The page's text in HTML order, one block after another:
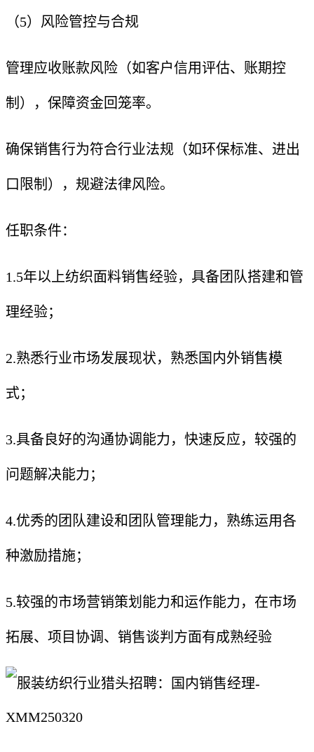
（5）风险管控与合规
管理应收账款风险（如客户信用评估、账期控
制），保障资金回笼率。
确保销售行为符合行业法规（如环保标准、进出
口限制），规避法律风险。
任职条件：
1.5年以上纺织面料销售经验，具备团队搭建和管
理经验；
2.熟悉行业市场发展现状，熟悉国内外销售模
式；
3.具备良好的沟通协调能力，快速反应，较强的
问题解决能力；
4.优秀的团队建设和团队管理能力，熟练运用各
种激励措施；
5.较强的市场营销策划能力和运作能力，在市场
拓展、项目协调、销售谈判方面有成熟经验